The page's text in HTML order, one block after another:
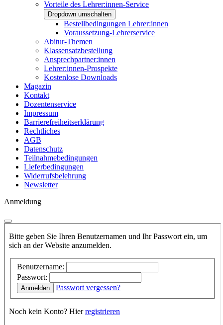
Vorteile des Lehrer:innen-Service
Dropdown umschalten
Bestellbedingungen Lehrer:innen
Voraussetzung-Lehrerservice
Abitur-Themen
Klassensatzbestellung
Ansprechpartner:innen
Lehrer:innen-Prospekte
Kostenlose Downloads
Magazin
Kontakt
Dozentenservice
Impressum
Barrierefreiheitserklärung
Rechtliches
AGB
Datenschutz
Teilnahmebedingungen
Lieferbedingungen
Widerrufsbelehrung
Newsletter
Anmeldung